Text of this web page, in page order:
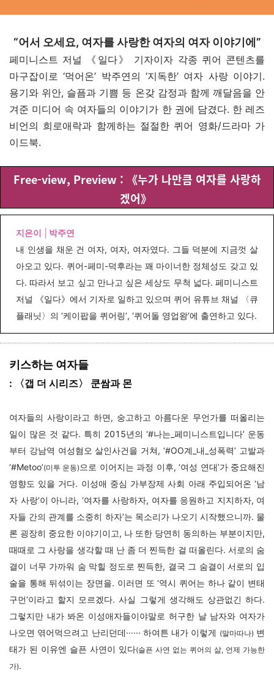
“어서 오세요, 여자를 사랑한 여자의 여자 이야기에”
페미니스트 저널 《일다》 기자이자 각종 퀴어 콘텐츠를
마구잡이로 ‘먹어온’ 박주연의 ‘지독한’ 여자 사랑 이야기.
용기와 위안, 슬픔과 기쁨 등 온갖 감정과 함께 깨달음을 안
겨준 미디어 속 여자들의 이야기가 한 권에 담겼다. 한 레즈
비언의 희로애락과 함께하는 절절한 퀴어 영화/드라마 가
이드북.
Free-view, Preview : 《누가 나만큼 여자를 사랑하
겠어》
지은이 │박주연
내 인생을 채운 건 여자, 여자, 여자였다. 그들 덕분에 지금껏 살
아오고 있다. 퀴어-페미-덕후라는 꽤 마이너한 정체성도 갖고 있
다. 따라서 보고 싶고 만나고 싶은 세상도 무척 넓다. 페미니스트
저널 《일다》에서 기자로 일하고 있으며 퀴어 유튜브 채널 〈큐
플래닛〉의 ‘케이팝을 퀴어링’, ‘퀴어돌 영업왕’에 출연하고 있다.
키스하는 여자들
: 〈갭 더 시리즈〉 쿤쌈과 몬
여자들의 사랑이라고 하면, 숭고하고 아름다운 무언가를 떠올리는
일이 많은 것 같다. 특히 2015년의 ‘#나는_페미니스트입니다’ 운동
부터 강남역 여성혐오 살인사건을 거쳐, ‘#OO계_내_성폭력’ 고발과
‘#Metoo’(미투 운동) 으로 이어지는 과정 이후, ‘여성 연대’가 중요해진
영향도 있을 거다. 이성애 중심 가부장제 사회 아래 주입되어온 ‘남
자 사랑’이 아니라, ‘여자를 사랑하자, 여자를 응원하고 지지하자, 여
자들 간의 관계를 소중히 하자’는 목소리가 나오기 시작했으니까. 물
론 굉장히 중요한 이야기이고, 나 또한 당연히 동의하는 부분이지만,
때때로 그 사랑을 생각할 때 난 좀 더 찐득한 걸 떠올린다. 서로의 숨
결이 너무 가까워 숨 막힐 정도로 찐득한, 결국 그 숨결이 서로의 입
술을 통해 뒤섞이는 장면을. 이러면 또 ‘역시 퀴어는 하나 같이 변태
구먼’이라고 할지 모르겠다. 사실 그렇게 생각해도 상관없긴 하다.
그렇지만 내가 봐온 이성애자들이야말로 허구한 날 남자와 여자가
나오면 엮어먹으려고 난리던데······ 하여튼 내가 이렇게 (말마따나) 변
태가 된 이유엔 슬픈 사연이 있다(슬픈 사연 없는 퀴어의 삶, 언제 가능한
가).